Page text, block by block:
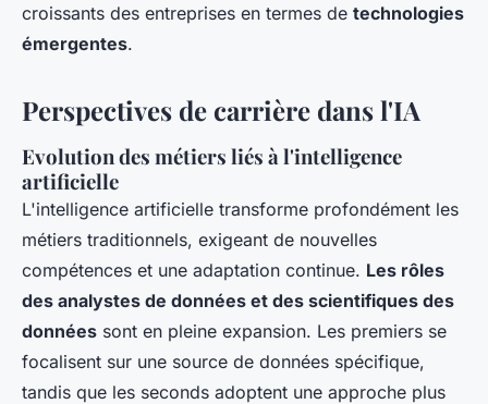
croissants des entreprises en termes de technologies
émergentes.
Perspectives de carrière dans l'IA
Evolution des métiers liés à l'intelligence
artificielle
L'intelligence artificielle transforme profondément les
métiers traditionnels, exigeant de nouvelles
compétences et une adaptation continue. Les rôles
des analystes de données et des scientifiques des
données sont en pleine expansion. Les premiers se
focalisent sur une source de données spécifique,
tandis que les seconds adoptent une approche plus